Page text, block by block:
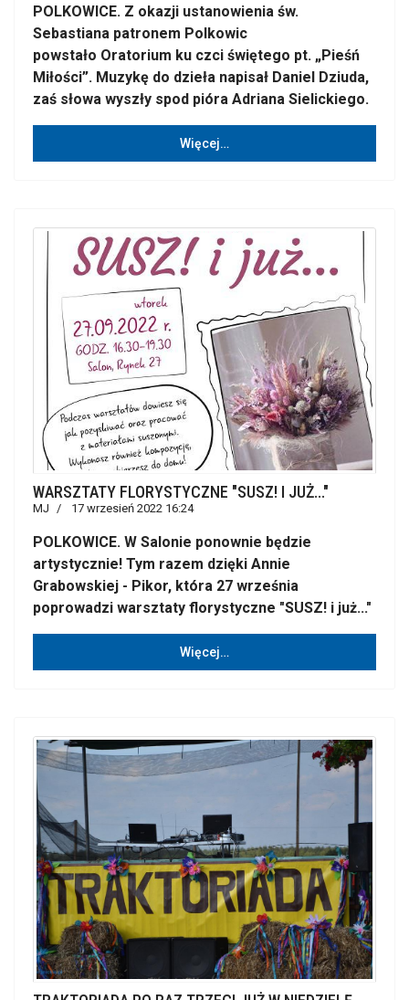
POLKOWICE. Z okazji ustanowienia św.
Sebastiana patronem Polkowic
powstało Oratorium ku czci świętego pt. „Pieśń
Miłości”. Muzykę do dzieła napisał Daniel Dziuda,
zaś słowa wyszły spod pióra Adriana Sielickiego.
Więcej…
WARSZTATY FLORYSTYCZNE "SUSZ! I JUŻ..."
MJ 17 wrzesień 2022 16:24
POLKOWICE. W Salonie ponownie będzie
artystycznie! Tym razem dzięki Annie
Grabowskiej - Pikor, która 27 września
poprowadzi warsztaty florystyczne "SUSZ! i już..."
Więcej…